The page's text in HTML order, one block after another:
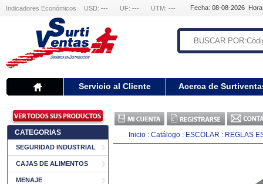
Indicadores Económicos USD: --- UF: --- UTM: --- Fecha: 08-08-2026
Servicio al Cliente Acerca de
CATEGORIAS
SEGURIDAD INDUSTRIAL
CAJAS DE ALIMENTOS
MENAJE
Inicio : Catálogo : ESCOLAR : REGLAS